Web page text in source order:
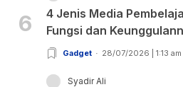
6
4 Jenis Media
Fungsi dan
Gadget 28/07/2026 | 1:13 am
Syadir Ali